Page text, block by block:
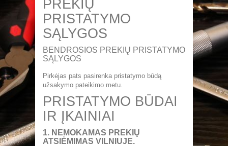
ATSISKAITYMO BŪDAI
GARANTINĖ INFORMACIJA
APIE MUS
KAIP MUS RASTI ?
PREKIŲ
PRISTATYMO
SĄLYGOS
BENDROSIOS PREKIŲ PRISTATYMO
SĄLYGOS
Pirkėjas pats pasirenka pristatymo būdą
užsakymo pateikimo metu.
PRISTATYMO BŪDAI
IR ĮKAINIAI
1. NEMOKAMAS PREKIŲ
ATSIĖMIMAS VILNIUJE.